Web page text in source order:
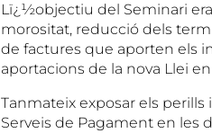
Lï¿½objectiu del Seminari
morositat, reducció dels
de factures que aporten els
aportacions de la nova Llei
Tanmateix exposar els
Serveis de Pagament en les